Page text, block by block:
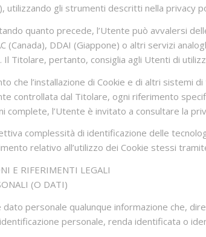
utilizzando gli strumenti descritti nella
quanto precede, l’Utente può avvalersi
(Canada), DDAI (Giappone) o altri servizi
Il Titolare, pertanto, consiglia agli Utenti di
che l’installazione di Cookie e di altri
controllata dal Titolare, ogni riferimento
complete, l’Utente è invitato a consultare la
complessità di identificazione delle
relativo all’utilizzo dei Cookie stessi
E RIFERIMENTI LEGALI
(O DATI)
dato personale qualunque informazione che,
personale, renda identificata o